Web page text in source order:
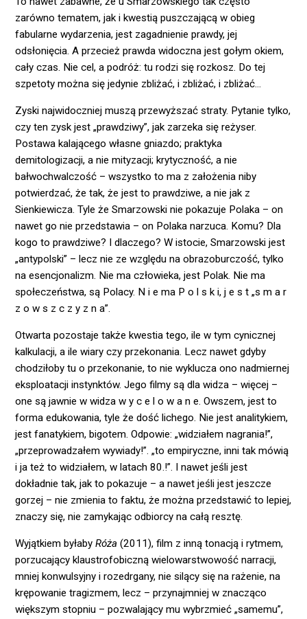
zarówno tematem, jak i kwestią puszczającą w obieg
fabularne wydarzenia, jest zagadnienie prawdy, jej
odsłonięcia. A przecież prawda widoczna jest gołym okiem,
cały czas. Nie cel, a podróż: tu rodzi się rozkosz. Do tej
szpetoty można się jedynie zbliżać, i zbliżać, i zbliżać…
Zyski najwidoczniej muszą przewyższać straty. Pytanie tylko,
czy ten zysk jest „prawdziwy”, jak zarzeka się reżyser.
Postawa kalającego własne gniazdo; praktyka
demitologizacji, a nie mityzacji; krytyczność, a nie
bałwochwalczość – wszystko to ma z założenia niby
potwierdzać, że tak, że jest to prawdziwe, a nie jak z
Sienkiewicza. Tyle że Smarzowski nie pokazuje Polaka – on
nawet go nie przedstawia – on Polaka narzuca. Komu? Dla
kogo to prawdziwe? I dlaczego? W istocie, Smarzowski jest
„antypolski” – lecz nie ze względu na obrazoburczość, tylko
na esencjonalizm. Nie ma człowieka, jest Polak. Nie ma
społeczeństwa, są Polacy. N i e ma P o l s k i, j e s t „s m a r
z o w s z c z y z n a”.
Otwarta pozostaje także kwestia tego, ile w tym cynicznej
kalkulacji, a ile wiary czy przekonania. Lecz nawet gdyby
chodziłoby tu o przekonanie, to nie wyklucza ono nadmiernej
eksploatacji instynktów. Jego filmy są dla widza – więcej –
one są jawnie w widza w y c e l o w a n e. Owszem, jest to
forma edukowania, tyle że dość lichego. Nie jest analitykiem,
jest fanatykiem, bigotem. Odpowie: „widziałem nagrania!”,
„przeprowadzałem wywiady!”. „to empiryczne, inni tak mówią
i ja też to widziałem, w latach 80.!”. I nawet jeśli jest
dokładnie tak, jak to pokazuje – a nawet jeśli jest jeszcze
gorzej – nie zmienia to faktu, że można przedstawić to lepiej,
znaczy się, nie zamykając odbiorcy na całą resztę.
Wyjątkiem byłabyRóża(2011), film z inną tonacją i rytmem,
porzucający klaustrofobiczną wielowarstwowość narracji,
mniej konwulsyjny i rozedrgany, nie silący się na rażenie, na
krępowanie tragizmem, lecz – przynajmniej w znacząco
większym stopniu – pozwalający mu wybrzmieć „samemu”,